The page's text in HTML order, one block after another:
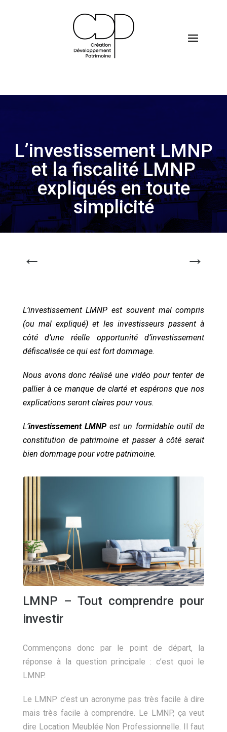
L’investissement LMNP
et la fiscalité LMNP
expliqués en toute
simplicité
← →
L’investissement LMNP est souvent mal compris
(ou mal expliqué) et les investisseurs passent à
côté d’une réelle opportunité d’investissement
défiscalisée ce qui est fort dommage.
Nous avons donc réalisé une vidéo pour tenter de
pallier à ce manque de clarté et espérons que nos
explications seront claires pour vous.
L’investissement LMNP est un formidable outil de
constitution de patrimoine et passer à côté serait
bien dommage pour votre patrimoine.
LMNP – Tout comprendre pour
investir
Commençons donc par le point de départ, la
réponse à la question principale : c’est quoi le
LMNP.
Le LMNP c’est un acronyme pas très facile à dire
mais très facile à comprendre. Le LMNP, ça veut
dire Location Meublée Non Professionnelle. Il faut